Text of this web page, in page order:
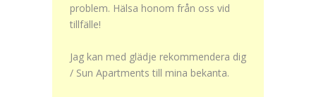
problem. Hälsa honom från oss vid
tillfälle!
Jag kan med glädje rekommendera dig
/ Sun Apartments till mina bekanta.